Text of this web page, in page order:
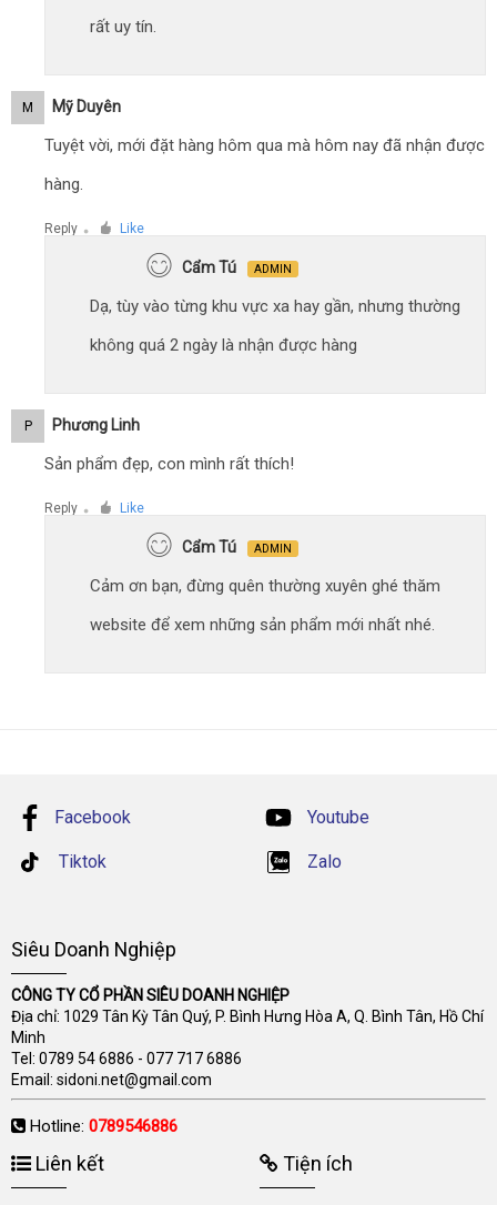
rất uy tín.
M Mỹ Duyên
Tuyệt vời, mới đặt hàng hôm qua mà hôm nay đã nhận được
hàng.
Reply ● Like
Cẩm Tú ADMIN
Dạ, tùy vào từng khu vực xa hay gần, nhưng thường
không quá 2 ngày là nhận được hàng
P Phương Linh
Sản phẩm đẹp, con mình rất thích!
Reply ● Like
Cẩm Tú ADMIN
Cảm ơn bạn, đừng quên thường xuyên ghé thăm
website để xem những sản phẩm mới nhất nhé.
Facebook Youtube
Tiktok Zalo
Siêu Doanh Nghiệp
CÔNG TY CỔ PHẦN SIÊU DOANH NGHIỆP
Địa chỉ: 1029 Tân Kỳ Tân Quý, P. Bình Hưng Hòa A, Q. Bình Tân, Hồ Chí
Minh
Tel: 0789 54 6886 - 077 717 6886
Email: sidoni.net@gmail.com
Hotline: 0789546886
Liên kết Tiện ích